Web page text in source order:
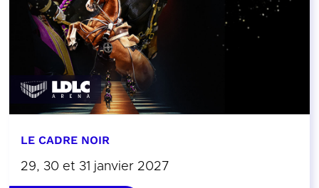
LE CADRE NOIR
29, 30 et 31 janvier 2027